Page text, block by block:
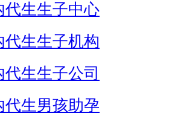
代生生子中心
代生生子机构
代生生子公司
代生男孩助孕